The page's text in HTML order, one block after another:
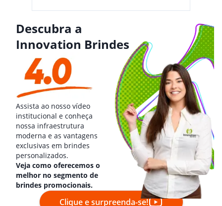
Descubra a
Innovation Brindes
Assista ao nosso vídeo
institucional e conheça
nossa infraestrutura
moderna e as vantagens
exclusivas em brindes
personalizados.
Veja como oferecemos o
melhor no segmento de
brindes promocionais.
Clique e surpreenda-se!